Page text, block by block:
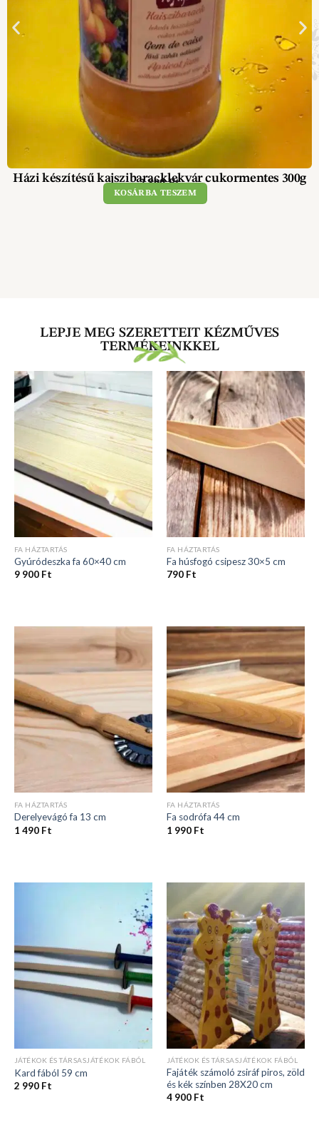
Házi készítésű kajszibaracklekvár cukormentes 300g
2 890Ft
KOSÁRBA TESZEM
LEPJE MEG SZERETTEIT KÉZMŰVES
TERMÉKEINKKEL
FA HÁZTARTÁS
Gyúródeszka fa 60×40 cm
9 900 Ft
FA HÁZTARTÁS
Fa húsfogó csipesz 30×5 cm
790 Ft
FA HÁZTARTÁS
Derelyevágó fa 13 cm
1 490 Ft
FA HÁZTARTÁS
Fa sodrófa 44 cm
1 990 Ft
JÁTÉKOK ÉS TÁRSASJÁTÉKOK FÁBÓL
Kard fából 59 cm
2 990 Ft
JÁTÉKOK ÉS TÁRSASJÁTÉKOK FÁBÓL
Fajáték számoló zsiráf piros, zöld
és kék színben 28X20 cm
4 900 Ft